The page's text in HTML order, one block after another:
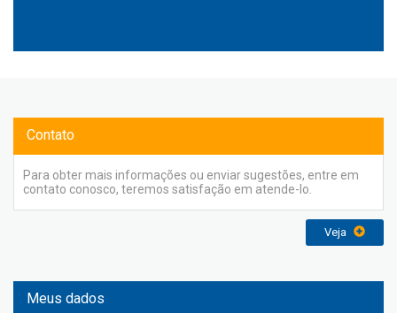
Contato
Para obter mais informações ou enviar sugestões, entre em
contato conosco, teremos satisfação em atende-lo.
Veja
Meus dados